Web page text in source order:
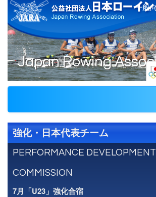
Japan Rowing
一般
強化・日本代表チーム
PERFORMANCE DEVELOPMENT
COMMISSION
7月「U23」強化合宿